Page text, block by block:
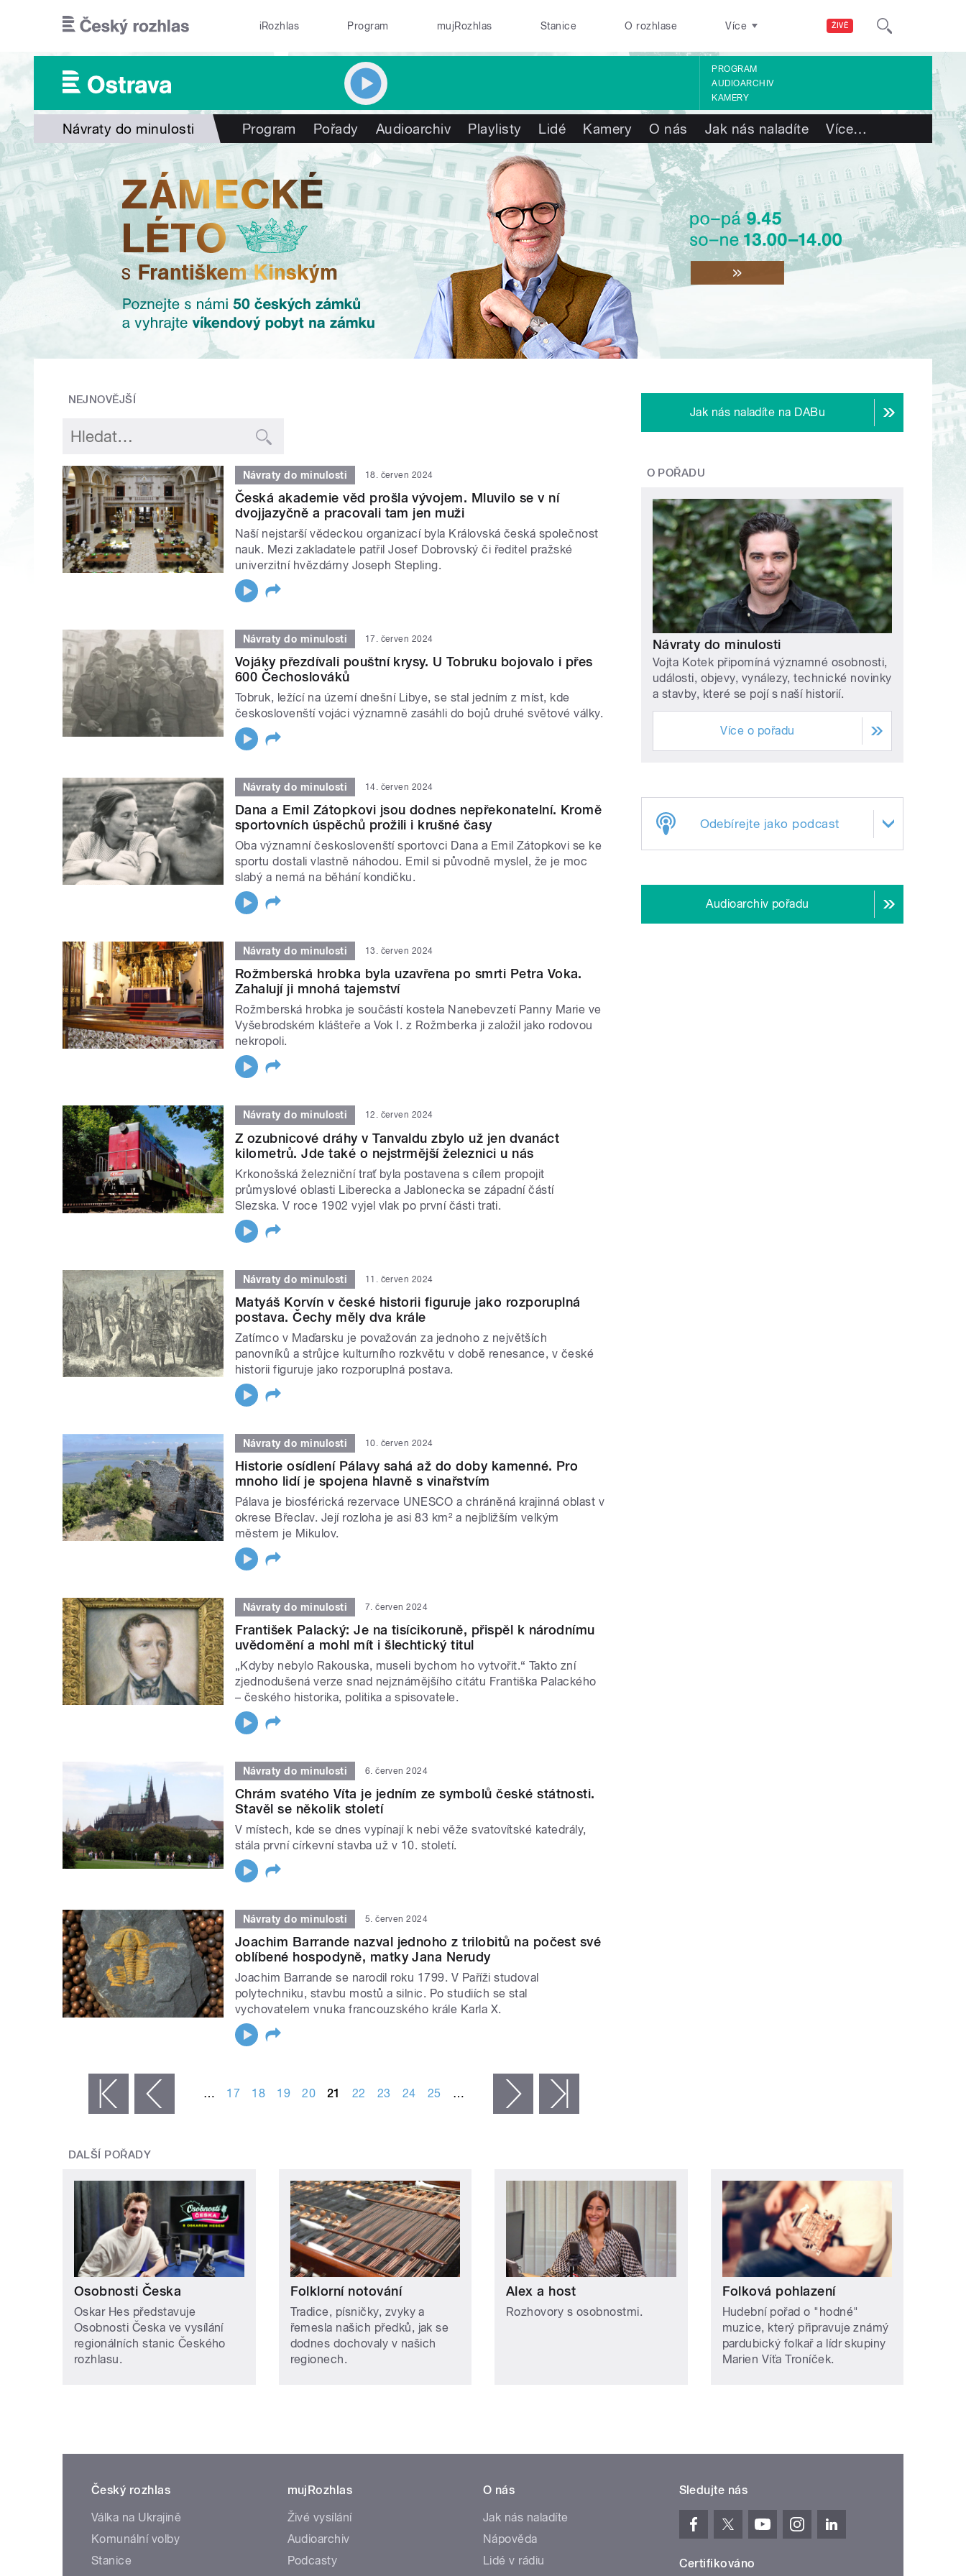
ŽIVĚ
iRozhlas Program mujRozhlas Stanice O rozhlase Více
PROGRAM
AUDIOARCHIV
KAMERY
Návraty do minulosti Program Pořady Audioarchiv Playlisty Lidé Kamery O nás Jak nás naladíte Více…
NEJNOVĚJŠÍ
Návraty do minulosti 18. červen 2024
Česká akademie věd prošla vývojem. Mluvilo se v ní
dvojjazyčně a pracovali tam jen muži
Naší nejstarší vědeckou organizací byla Královská česká společnost
nauk. Mezi zakladatele patřil Josef Dobrovský či ředitel pražské
univerzitní hvězdárny Joseph Stepling.
Návraty do minulosti 17. červen 2024
Vojáky přezdívali pouštní krysy. U Tobruku bojovalo i přes
600 Čechoslováků
Tobruk, ležící na území dnešní Libye, se stal jedním z míst, kde
českoslovenští vojáci významně zasáhli do bojů druhé světové války.
Návraty do minulosti 14. červen 2024
Dana a Emil Zátopkovi jsou dodnes nepřekonatelní. Kromě
sportovních úspěchů prožili i krušné časy
Oba významní českoslovenští sportovci Dana a Emil Zátopkovi se ke
sportu dostali vlastně náhodou. Emil si původně myslel, že je moc
slabý a nemá na běhání kondičku.
Návraty do minulosti 13. červen 2024
Rožmberská hrobka byla uzavřena po smrti Petra Voka.
Zahalují ji mnohá tajemství
Rožmberská hrobka je součástí kostela Nanebevzetí Panny Marie ve
Vyšebrodském klášteře a Vok I. z Rožmberka ji založil jako rodovou
nekropoli.
Návraty do minulosti 12. červen 2024
Z ozubnicové dráhy v Tanvaldu zbylo už jen dvanáct
kilometrů. Jde také o nejstrmější železnici u nás
Krkonošská železniční trať byla postavena s cílem propojit
průmyslové oblasti Liberecka a Jablonecka se západní částí
Slezska. V roce 1902 vyjel vlak po první části trati.
Návraty do minulosti 11. červen 2024
Matyáš Korvín v české historii figuruje jako rozporuplná
postava. Čechy měly dva krále
Zatímco v Maďarsku je považován za jednoho z největších
panovníků a strůjce kulturního rozkvětu v době renesance, v české
historii figuruje jako rozporuplná postava.
Návraty do minulosti 10. červen 2024
Historie osídlení Pálavy sahá až do doby kamenné. Pro
mnoho lidí je spojena hlavně s vinařstvím
Pálava je biosférická rezervace UNESCO a chráněná krajinná oblast v
okrese Břeclav. Její rozloha je asi 83 km² a nejbližším velkým
městem je Mikulov.
Návraty do minulosti 7. červen 2024
František Palacký: Je na tisícikoruně, přispěl k národnímu
uvědomění a mohl mít i šlechtický titul
„Kdyby nebylo Rakouska, museli bychom ho vytvořit.“ Takto zní
zjednodušená verze snad nejznámějšího citátu Františka Palackého
– českého historika, politika a spisovatele.
Návraty do minulosti 6. červen 2024
Chrám svatého Víta je jedním ze symbolů české státnosti.
Stavěl se několik století
V místech, kde se dnes vypínají k nebi věže svatovítské katedrály,
stála první církevní stavba už v 10. století.
Návraty do minulosti 5. červen 2024
Joachim Barrande nazval jednoho z trilobitů na počest své
oblíbené hospodyně, matky Jana Nerudy
Joachim Barrande se narodil roku 1799. V Paříži studoval
polytechniku, stavbu mostů a silnic. Po studiích se stal
vychovatelem vnuka francouzského krále Karla X.
‹ předchozí … 17 18 19 20 21 22 23 24 25 … následující ›
Jak nás naladíte na DABu
O POŘADU
Návraty do minulosti
Vojta Kotek připomíná významné osobnosti,
události, objevy, vynálezy, technické novinky
a stavby, které se pojí s naší historií.
Více o pořadu
Odebírejte jako podcast
Audioarchiv pořadu
DALŠÍ POŘADY
Osobnosti Česka
Oskar Hes představuje
Osobnosti Česka ve vysílání
regionálních stanic Českého
rozhlasu.
Folklorní notování
Tradice, písničky, zvyky a
řemesla našich předků, jak se
dodnes dochovaly v našich
regionech.
Alex a host
Rozhovory s osobnostmi.
Folková pohlazení
Hudební pořad o "hodné"
muzice, který připravuje známý
pardubický folkař a lídr skupiny
Marien Víťa Troníček.
Český rozhlas
Válka na Ukrajině
Komunální volby
Stanice
mujRozhlas
Živé vysílání
Audioarchiv
Podcasty
O nás
Jak nás naladíte
Nápověda
Lidé v rádiu
Sledujte nás
Certifikováno